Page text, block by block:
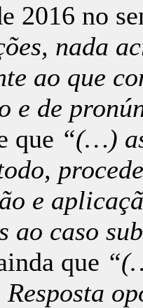
2016 no
nada
ao que
e de
que “(…)
e
ao caso
que